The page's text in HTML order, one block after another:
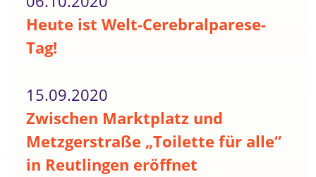
Heute ist Welt-Cerebralparese-
Tag!
15.09.2020
Zwischen Marktplatz und
Metzgerstraße „Toilette für alle“
in Reutlingen eröffnet